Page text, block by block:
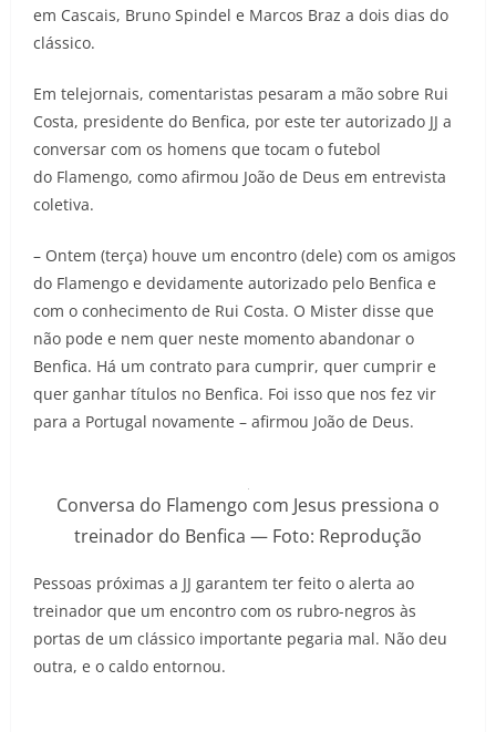
em Cascais, Bruno Spindel e Marcos Braz a dois dias do
clássico.
Em telejornais, comentaristas pesaram a mão sobre Rui
Costa, presidente do Benfica, por este ter autorizado JJ a
conversar com os homens que tocam o futebol
do Flamengo, como afirmou João de Deus em entrevista
coletiva.
– Ontem (terça) houve um encontro (dele) com os amigos
do Flamengo e devidamente autorizado pelo Benfica e
com o conhecimento de Rui Costa. O Mister disse que
não pode e nem quer neste momento abandonar o
Benfica. Há um contrato para cumprir, quer cumprir e
quer ganhar títulos no Benfica. Foi isso que nos fez vir
para a Portugal novamente – afirmou João de Deus.
Conversa do Flamengo com Jesus pressiona o
treinador do Benfica — Foto: Reprodução
Pessoas próximas a JJ garantem ter feito o alerta ao
treinador que um encontro com os rubro-negros às
portas de um clássico importante pegaria mal. Não deu
outra, e o caldo entornou.